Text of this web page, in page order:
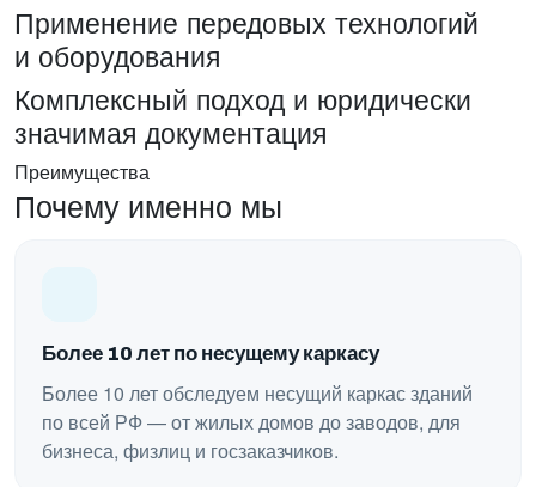
Применение передовых технологий
и оборудования
Комплексный подход и юридически
значимая документация
Преимущества
Почему именно мы
Более 10 лет по несущему каркасу
Более 10 лет обследуем несущий каркас зданий
по всей РФ — от жилых домов до заводов, для
бизнеса, физлиц и госзаказчиков.